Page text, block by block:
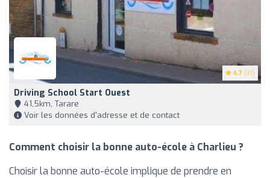
4.7 (31)
Driving School Start Ouest
41,5km, Tarare
Voir les données d'adresse et de contact
Comment choisir la bonne auto-école à Charlieu ?
Choisir la bonne auto-école implique de prendre en